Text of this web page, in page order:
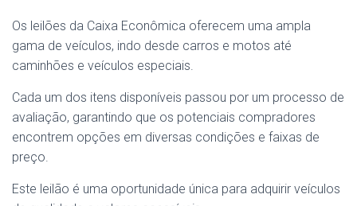
Os leilões da Caixa Econômica oferecem uma ampla
gama de veículos, indo desde carros e motos até
caminhões e veículos especiais.
Cada um dos itens disponíveis passou por um processo de
avaliação, garantindo que os potenciais compradores
encontrem opções em diversas condições e faixas de
preço.
Este leilão é uma oportunidade única para adquirir veículos